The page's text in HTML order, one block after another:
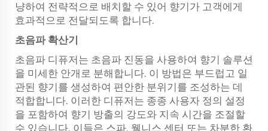
냥하여 전략적으로 배치할 수 있어 향기가 고객에게
효과적으로 전달되도록 합니다.
초음파 확산기
초음파 디퓨저는 초음파 진동을 사용하여 향기 솔루션
을 미세한 안개로 분해합니다. 이 방법은 부드럽고 일
관된 향기를 생성하여 편안한 분위기를 조성하는 데
적합합니다. 이러한 디퓨저는 종종 사용자 정의 설정
을 포함하여 향기 방출의 강도와 지속 시간을 조절할
수 있습니다. 이들은 스파, 웰니스 센터 또는 차분한 환